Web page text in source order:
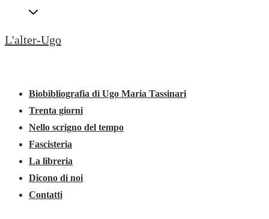
al
Secondary
L'alter-Ugo
principaleBiobibliografia di Ugo Maria Tassinari
Trenta giorni
Nello scrigno del tempo
Fascisteria
La libreria
Dicono di noi
Contatti